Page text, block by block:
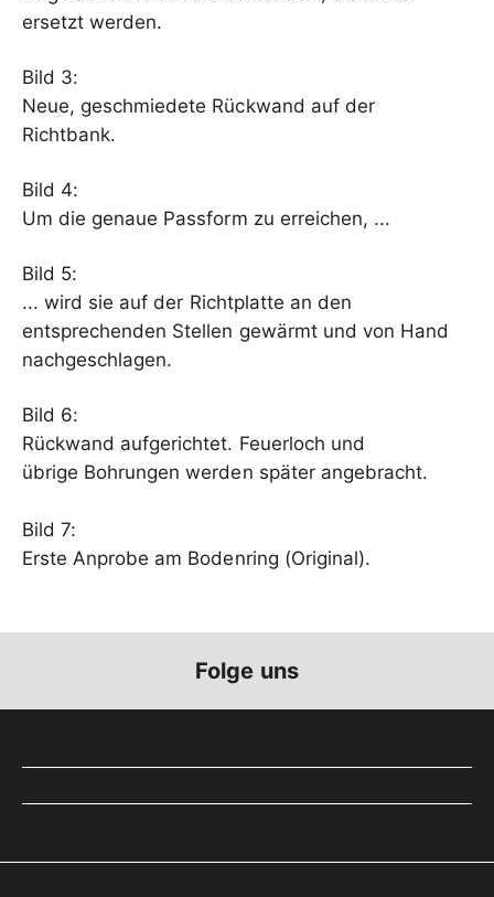
ersetzt werden.
Bild 3:
Neue, geschmiedete Rückwand auf der
Richtbank.
Bild 4:
Um die genaue Passform zu erreichen, ...
Bild 5:
... wird sie auf der Richtplatte an den
entsprechenden Stellen gewärmt und von Hand
nachgeschlagen.
Bild 6:
Rückwand aufgerichtet. Feuerloch und
übrige Bohrungen werden später angebracht.
Bild 7:
Erste Anprobe am Bodenring (Original).
Folge uns